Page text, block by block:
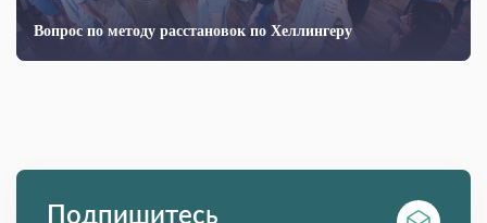
Вопрос по методу расстановок по Хеллингеру
Подпишитесь